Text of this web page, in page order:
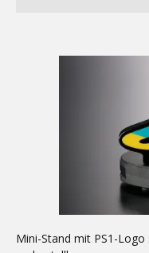
Mini-Stand mit PS1-